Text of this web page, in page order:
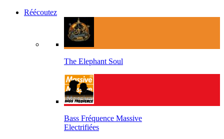
Réécoutez
The Elephant Soul
Bass Fréquence Massive
Electrifiées